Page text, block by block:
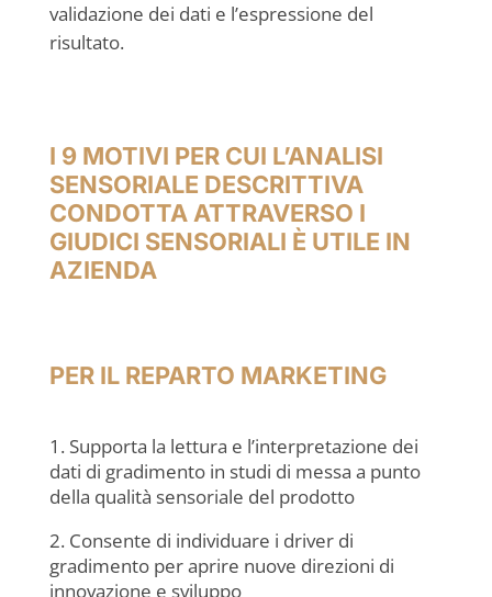
validazione dei dati e l’espressione del
risultato.
I 9 MOTIVI PER CUI L’ANALISI
SENSORIALE DESCRITTIVA
CONDOTTA ATTRAVERSO I
GIUDICI SENSORIALI È UTILE IN
AZIENDA
PER IL REPARTO MARKETING
1. Supporta la lettura e l’interpretazione dei
dati di gradimento in studi di messa a punto
della qualità sensoriale del prodotto
2. Consente di individuare i driver di
gradimento per aprire nuove direzioni di
innovazione e sviluppo